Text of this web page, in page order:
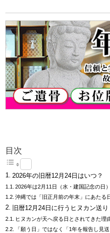
目次
2026年の旧暦12月24日はいつ？
2026年は2月11日（水・建国記念の日）
沖縄では「旧正月前の年末」にあたる
旧暦12月24日に行うヒヌカン送
ヒヌカンが天へ戻る日とされてきた理
「願う日」ではなく「1年を報告し見送